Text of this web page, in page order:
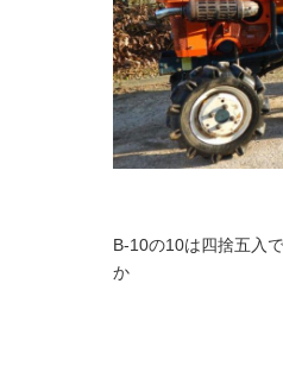
B-10の10は四捨五入
か